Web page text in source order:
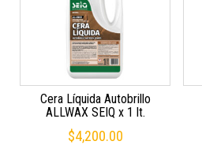
Cera Líquida Autobrillo
ALLWAX SEIQ x 1 lt.
$4,200.00